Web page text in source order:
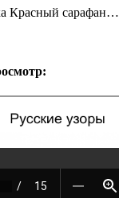
Красный сарафан…